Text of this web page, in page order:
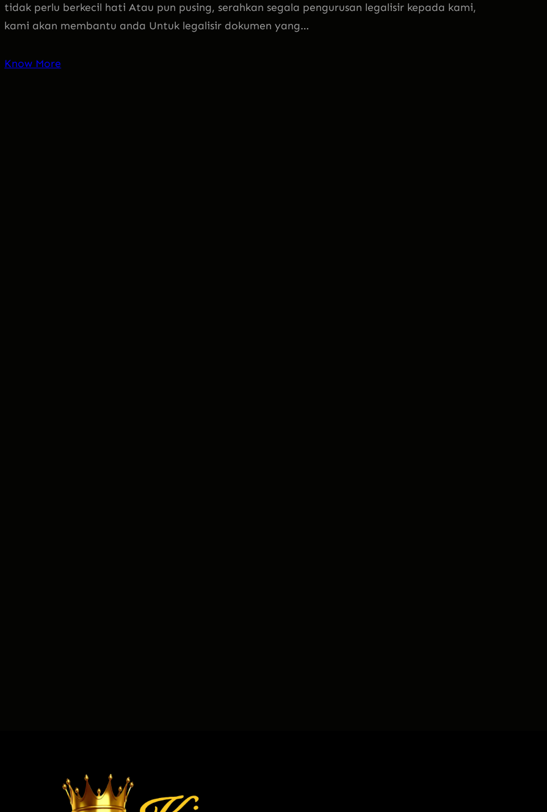
tidak perlu berkecil hati Atau pun pusing, serahkan segala pengurusan legalisir kepada kami,
kami akan membantu anda Untuk legalisir dokumen yang…
Know More